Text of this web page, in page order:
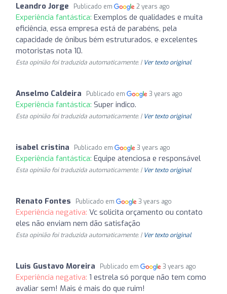
Leandro Jorge Publicado em 2 years ago
Experiência fantástica: Exemplos de qualidades e muita
eficiência, essa empresa está de parabéns, pela
capacidade de ônibus bém estruturados, e excelentes
motoristas nota 10.
Esta opinião foi traduzida automaticamente. | Ver texto original
Anselmo Caldeira Publicado em 3 years ago
Experiência fantástica: Super indico.
Esta opinião foi traduzida automaticamente. | Ver texto original
isabel cristina Publicado em 3 years ago
Experiência fantástica: Equipe atenciosa e responsável
Esta opinião foi traduzida automaticamente. | Ver texto original
Renato Fontes Publicado em 3 years ago
Experiência negativa: Vc solicita orçamento ou contato
eles não enviam nem dão satisfação
Esta opinião foi traduzida automaticamente. | Ver texto original
Luis Gustavo Moreira Publicado em 3 years ago
Experiência negativa: 1 estrela só porque não tem como
avaliar sem! Mais é mais do que ruim!